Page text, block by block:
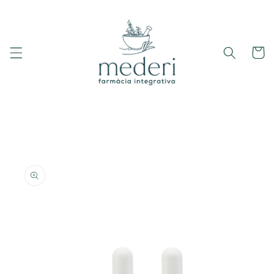
Carrito
información
del producto